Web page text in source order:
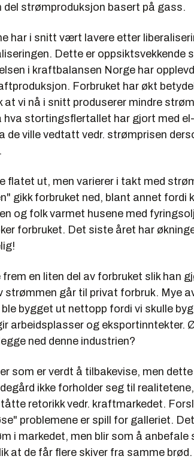
del strømproduksjon basert på gass.
har i snitt vært lavere etter
Dette er oppsiktsvekkende
i kraftbalansen Norge har
Forbruket har økt
vi nå i snitt produserer mindre
hva stortingsflertallet har gjort med
de ville vedtatt vedr. strømprisen
flatet ut, men varierer i takt med
gikk forbruket ned, blant annet fordi
og folk varmet husene med
forbruket. Det siste året har
en liten del av forbruket slik han
strømmen går til privat forbruk. Mye
bygget ut nettopp fordi vi skulle
arbeidsplasser og eksportinntekter.
ned denne industrien?
som er verdt å tilbakevise, men
ikke forholder seg til
retorikk vedr. kraftmarkedet.
problemene er spill for galleriet.
i markedet, men blir som å anbefale
at de får flere skiver fra samme brød.